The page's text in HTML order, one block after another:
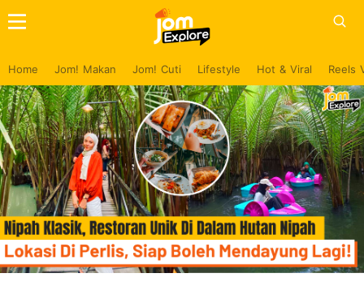
Home Jom! Makan Jom! Cuti Lifestyle Hot & Viral Reels